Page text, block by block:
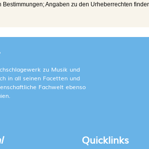
Angaben zu den Urheberrechten
zu Musik und
in all seinen Facetten und
Fachwelt ebenso
Quicklinks